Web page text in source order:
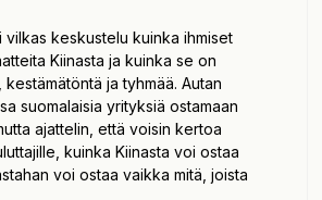
vilkas keskustelu kuinka ihmiset
Kiinasta ja kuinka se on
ja tyhmää. Autan
suomalaisia yrityksiä ostamaan
ajattelin, että voisin kertoa
kuinka Kiinasta voi ostaa
voi ostaa vaikka mitä, joista